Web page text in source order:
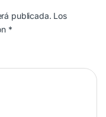
publicada. Los
*